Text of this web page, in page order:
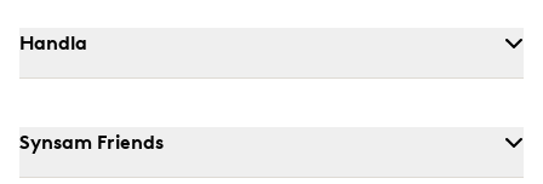
Handla
Synsam Friends